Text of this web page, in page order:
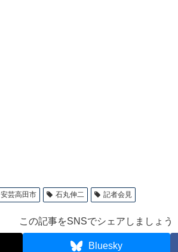
安芸高田市 石丸伸二 記者会見
この記事をSNSでシェアしましょう
Bluesky